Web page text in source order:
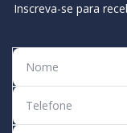
Inscreva-se para